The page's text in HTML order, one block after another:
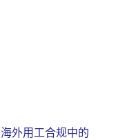
外用工合规中的